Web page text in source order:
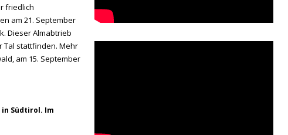
friedlich
am 21. September
Dieser Almabtrieb
Tal stattfinden. Mehr
am 15. September
Südtirol. Im